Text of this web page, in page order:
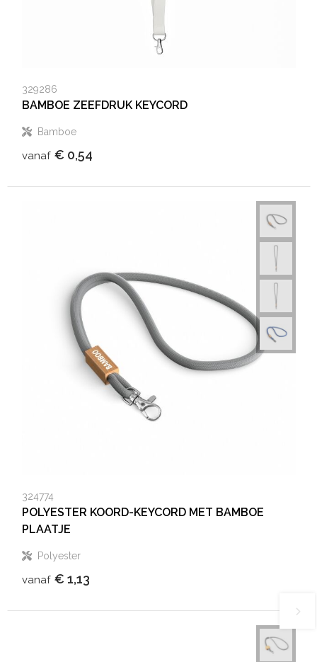
329286
BAMBOE ZEEFDRUK KEYCORD
Bamboe
vanaf € 0,54
324774
POLYESTER KOORD-KEYCORD MET BAMBOE
PLAATJE
Polyester
vanaf € 1,13